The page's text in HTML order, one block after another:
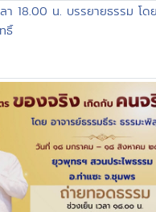
18.00 น. บรรยายธรรม โด
ธิ์